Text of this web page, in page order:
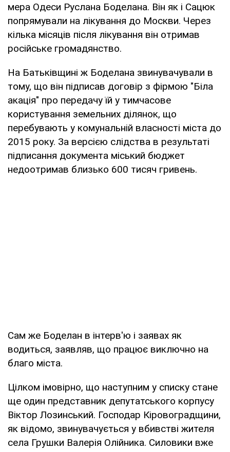
мера Одеси Руслана Боделана. Він як і Сацюк
попрямували на лікування до Москви. Через
кілька місяців після лікування він отримав
російське громадянство.
На Батьківщині ж Боделана звинувачували в
тому, що він підписав договір з фірмою "Біла
акація" про передачу їй у тимчасове
користування земельних ділянок, що
перебувають у комунальній власності міста до
2015 року. За версією слідства в результаті
підписання документа міський бюджет
недоотримав близько 600 тисяч гривень.
Сам же Боделан в інтерв'ю і заявах як
водиться, заявляв, що працює виключно на
благо міста.
Цілком імовірно, що наступним у списку стане
ще один представник депутатського корпусу
Віктор Лозинський. Господар Кіровоградщини,
як відомо, звинувачується у вбивстві жителя
села Грушки Валерія Олійника. Силовики вже